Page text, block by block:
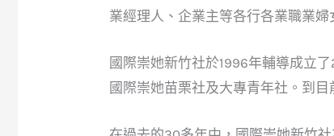
業經理人、企業主等各行各業職業婦
國際崇她新竹社於1996年輔導成立
國際崇她苗栗社及大專青年社。到